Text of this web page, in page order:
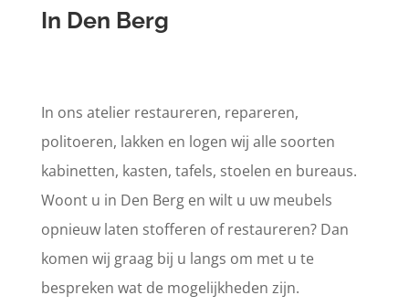
In Den Berg
In ons atelier restaureren, repareren,
politoeren, lakken en logen wij alle soorten
kabinetten, kasten, tafels, stoelen en bureaus.
Woont u in Den Berg en wilt u uw meubels
opnieuw laten stofferen of restaureren? Dan
komen wij graag bij u langs om met u te
bespreken wat de mogelijkheden zijn.